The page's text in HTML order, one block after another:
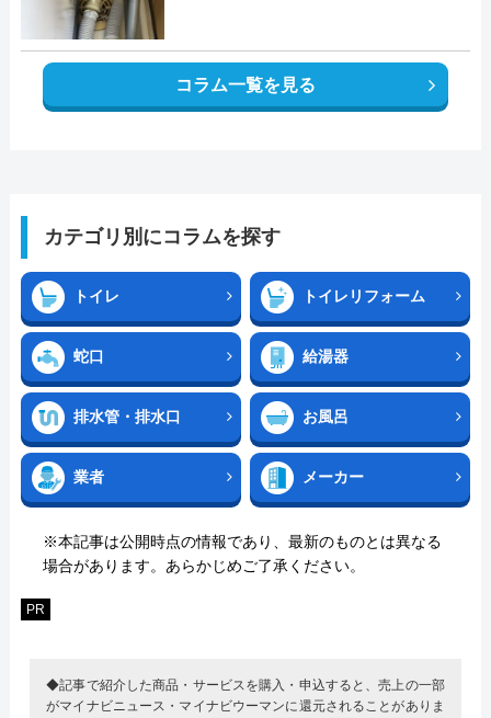
コラム一覧を見る
カテゴリ別にコラムを探す
トイレ トイレリフォーム
蛇口 給湯器
排水管・排水口 お風呂
業者 メーカー
※本記事は公開時点の情報であり、最新のものとは異なる
場合があります。あらかじめご了承ください。
PR
◆記事で紹介した商品・サービスを購入・申込すると、売上の一部
がマイナビニュース・マイナビウーマンに還元されることがありま